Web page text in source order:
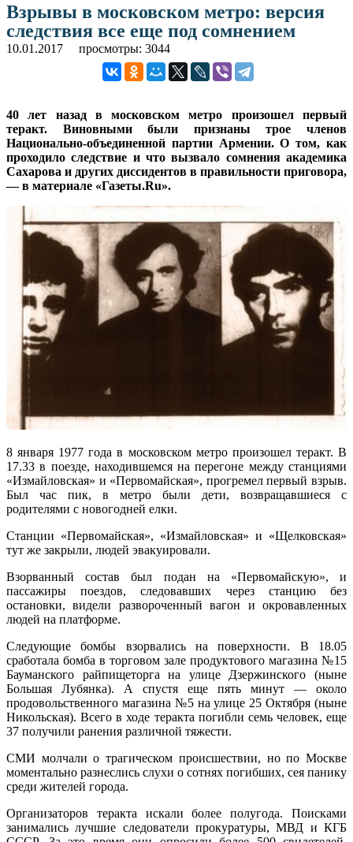
Взрывы в московском метро: версия
следствия все еще под сомнением
10.01.2017 просмотры: 3044
40 лет назад в московском метро произошел первый
теракт. Виновными были признаны трое членов
Национально-объединенной партии Армении. О том, как
проходило следствие и что вызвало сомнения академика
Сахарова и других диссидентов в правильности приговора,
— в материале «Газеты.Ru».
8 января 1977 года в московском метро произошел теракт. В
17.33 в поезде, находившемся на перегоне между станциями
«Измайловская» и «Первомайская», прогремел первый взрыв.
Был час пик, в метро были дети, возвращавшиеся с
родителями с новогодней елки.
Станции «Первомайская», «Измайловская» и «Щелковская»
тут же закрыли, людей эвакуировали.
Взорванный состав был подан на «Первомайскую», и
пассажиры поездов, следовавших через станцию без
остановки, видели развороченный вагон и окровавленных
людей на платформе.
Следующие бомбы взорвались на поверхности. В 18.05
сработала бомба в торговом зале продуктового магазина №15
Бауманского райпищеторга на улице Дзержинского (ныне
Большая Лубянка). А спустя еще пять минут — около
продовольственного магазина №5 на улице 25 Октября (ныне
Никольская). Всего в ходе теракта погибли семь человек, еще
37 получили ранения различной тяжести.
СМИ молчали о трагическом происшествии, но по Москве
моментально разнеслись слухи о сотнях погибших, сея панику
среди жителей города.
Организаторов теракта искали более полугода. Поисками
занимались лучшие следователи прокуратуры, МВД и КГБ